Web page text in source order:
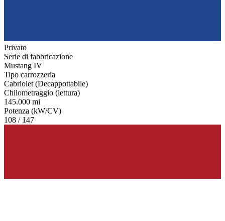
Privato
Serie di fabbricazione
Mustang IV
Tipo carrozzeria
Cabriolet (Decappottabile)
Chilometraggio (lettura)
145.000 mi
Potenza (kW/CV)
108 / 147